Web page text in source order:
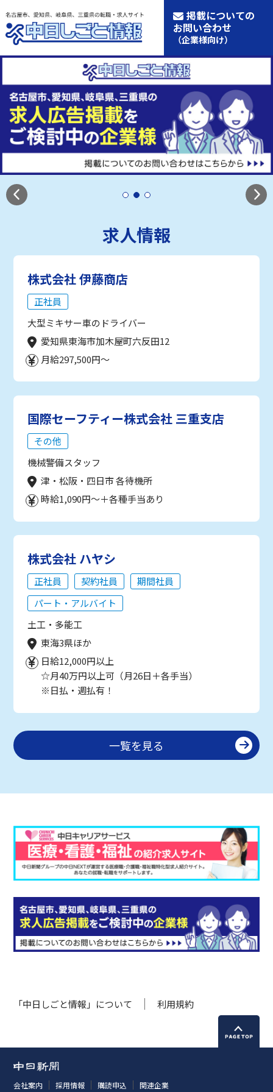
掲載についての
お問い合わせ
（企業様向け）
求人情報
株式会社 伊藤商店
正社員
大型ミキサー車のドライバー
愛知県東海市加木屋町六反田12
月給297,500円～
国際セーフティー株式会社 三重支店
その他
機械警備スタッフ
津・松阪・四日市 各待機所
時給1,090円～＋各種手当あり
株式会社 ハヤシ
正社員 契約社員
期間社員
パート・アルバイト
土工・多能工
東海3県ほか
日給12,000円以上
☆月40万円以上可（月26日＋各手当）
※日払・週払有！
一覧を見る
「中日しごと情報」について 利用規約
会社案内 採用情報 購読申込 関連企業